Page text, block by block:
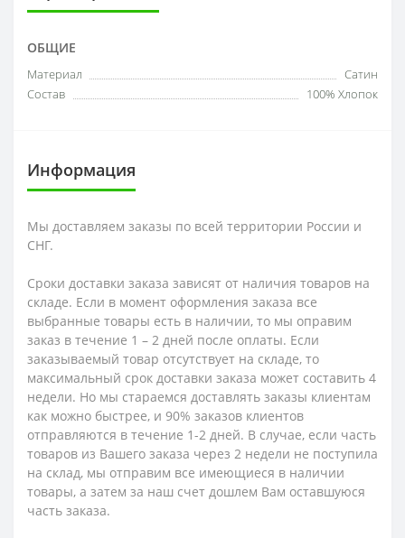
ОБЩИЕ
Материал
Сатин
Состав
100% Хлопок
Информация
Мы доставляем заказы по всей территории России и
СНГ.
Сроки доставки заказа зависят от наличия товаров на
складе. Если в момент оформления заказа все
выбранные товары есть в наличии, то мы оправим
заказ в течение 1 – 2 дней после оплаты. Если
заказываемый товар отсутствует на складе, то
максимальный срок доставки заказа может составить 4
недели. Но мы стараемся доставлять заказы клиентам
как можно быстрее, и 90% заказов клиентов
отправляются в течение 1-2 дней. В случае, если часть
товаров из Вашего заказа через 2 недели не поступила
на склад, мы отправим все имеющиеся в наличии
товары, а затем за наш счет дошлем Вам оставшуюся
часть заказа.